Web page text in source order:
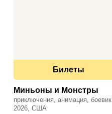
Миньоны и Монстры
приключения, анимация, боевик
2026, США
Билеты